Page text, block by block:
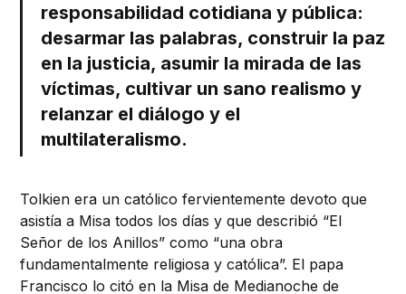
responsabilidad cotidiana y pública:
desarmar las palabras, construir la paz
en la justicia, asumir la mirada de las
víctimas, cultivar un sano realismo y
relanzar el diálogo y el
multilateralismo.
Tolkien era un católico fervientemente devoto que
asistía a Misa todos los días y que describió “El
Señor de los Anillos” como “una obra
fundamentalmente religiosa y católica”. El papa
Francisco lo citó en la Misa de Medianoche de